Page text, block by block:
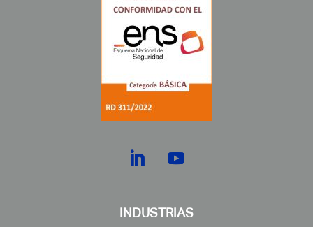
INDUSTRIAS